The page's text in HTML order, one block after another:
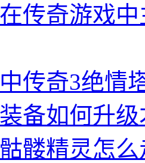
传奇游戏
传奇3绝情
备如何升
髅精灵怎